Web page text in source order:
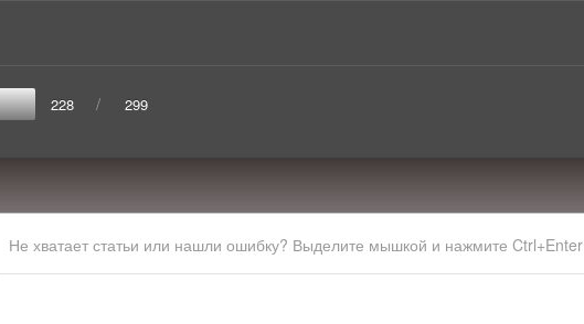
228 / 299
Не хватает статьи или нашли ошибку? Выделите мышкой и нажмите Ctrl+Enter